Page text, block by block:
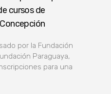
cursos de
por la Fundación
Paraguaya,
para una